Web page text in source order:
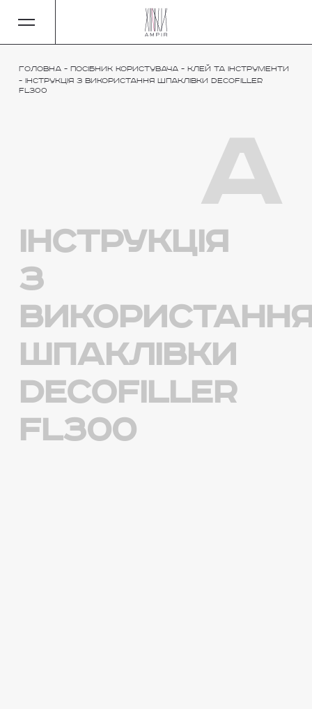
Головна- Посібник користувача- Клей та інструменти
- Інструкція з використання шпаклівки DECOFILLER
FL300
Інструкція
з
шпаклівки
DECOFILLER
FL300
a